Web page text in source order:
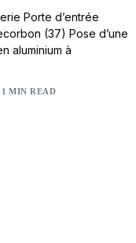
Porte d’entrée
(37) Pose d’une
aluminium à
1 MIN READ